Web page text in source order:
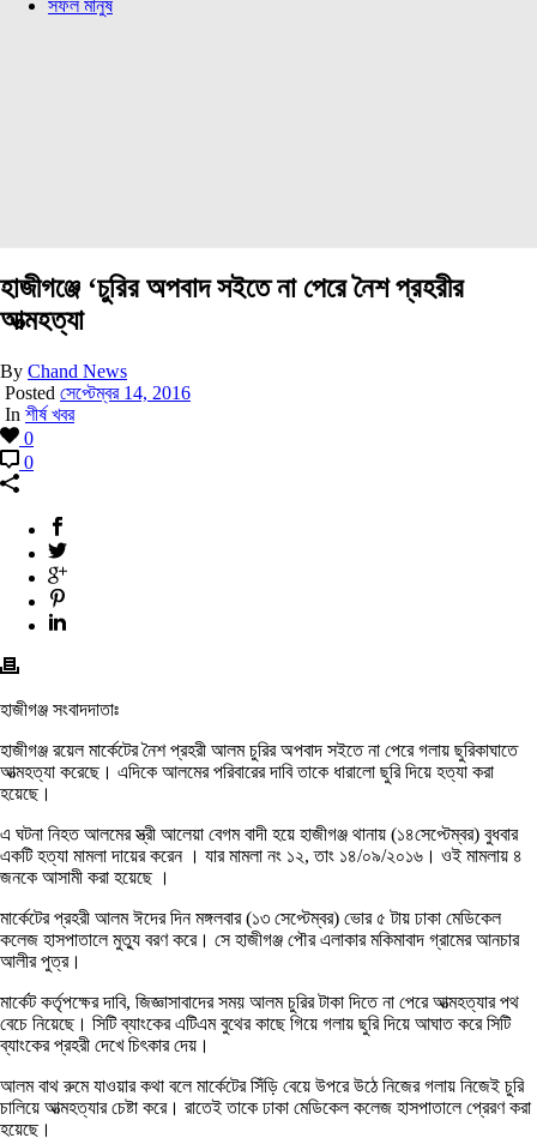
সফল মানুষ
হাজীগঞ্জে ‘চুরির অপবাদ সইতে না পেরে নৈশ প্রহরীর
আত্মহত্যা
By Chand News
Posted সেপ্টেম্বর 14, 2016
In শীর্ষ খবর
0
0
হাজীগঞ্জ সংবাদদাতাঃ
হাজীগঞ্জ রয়েল মার্কেটের নৈশ প্রহরী আলম চুরির অপবাদ সইতে না পেরে গলায় ছুরিকাঘাতে
আত্মহত্যা করেছে। এদিকে আলমের পরিবারের দাবি তাকে ধারালো ছুরি দিয়ে হত্যা করা
হয়েছে।
এ ঘটনা নিহত আলমের স্ত্রী আলেয়া বেগম বাদী হয়ে হাজীগঞ্জ থানায় (১৪সেপ্টেম্বর) বুধবার
একটি হত্যা মামলা দায়ের করেন । যার মামলা নং ১২, তাং ১৪/০৯/২০১৬। ওই মামলায় ৪
জনকে আসামী করা হয়েছে ।
মার্কেটের প্রহরী আলম ঈদের দিন মঙ্গলবার (১৩ সেপ্টেম্বর) ভোর ৫ টায় ঢাকা মেডিকেল
কলেজ হাসপাতালে মুত্যু বরণ করে। সে হাজীগঞ্জ পৌর এলাকার মকিমাবাদ গ্রামের আনচার
আলীর পুত্র।
মার্কেট কর্তৃপক্ষের দাবি, জিজ্ঞাসাবাদের সময় আলম চুরির টাকা দিতে না পেরে আত্মহত্যার পথ
বেচে নিয়েছে। সিটি ব্যাংকের এটিএম বুথের কাছে গিয়ে গলায় ছুরি দিয়ে আঘাত করে সিটি
ব্যাংকের প্রহরী দেখে চিৎকার দেয়।
আলম বাথ রুমে যাওয়ার কথা বলে মার্কেটের সিঁড়ি বেয়ে উপরে উঠে নিজের গলায় নিজেই চুরি
চালিয়ে আত্মহত্যার চেষ্টা করে। রাতেই তাকে ঢাকা মেডিকেল কলেজ হাসপাতালে প্রেরণ করা
হয়েছে।